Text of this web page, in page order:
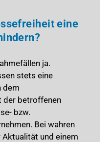
eine
ja.
stets eine
dem
der betroffenen
bzw.
Bei wahren
und einem